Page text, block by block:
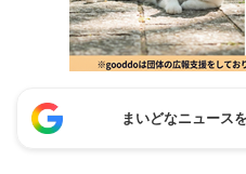
まいどなニュース